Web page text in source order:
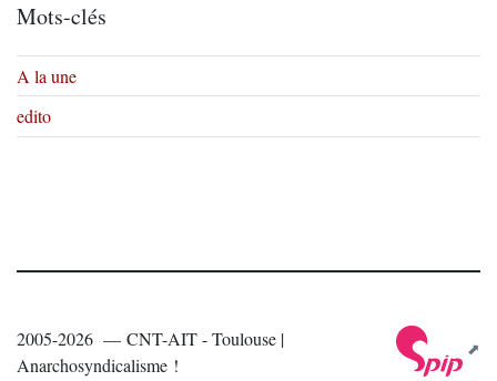
Mots-clés
A la une
edito
2005-2026 — CNT-AIT - Toulouse |
Anarchosyndicalisme !